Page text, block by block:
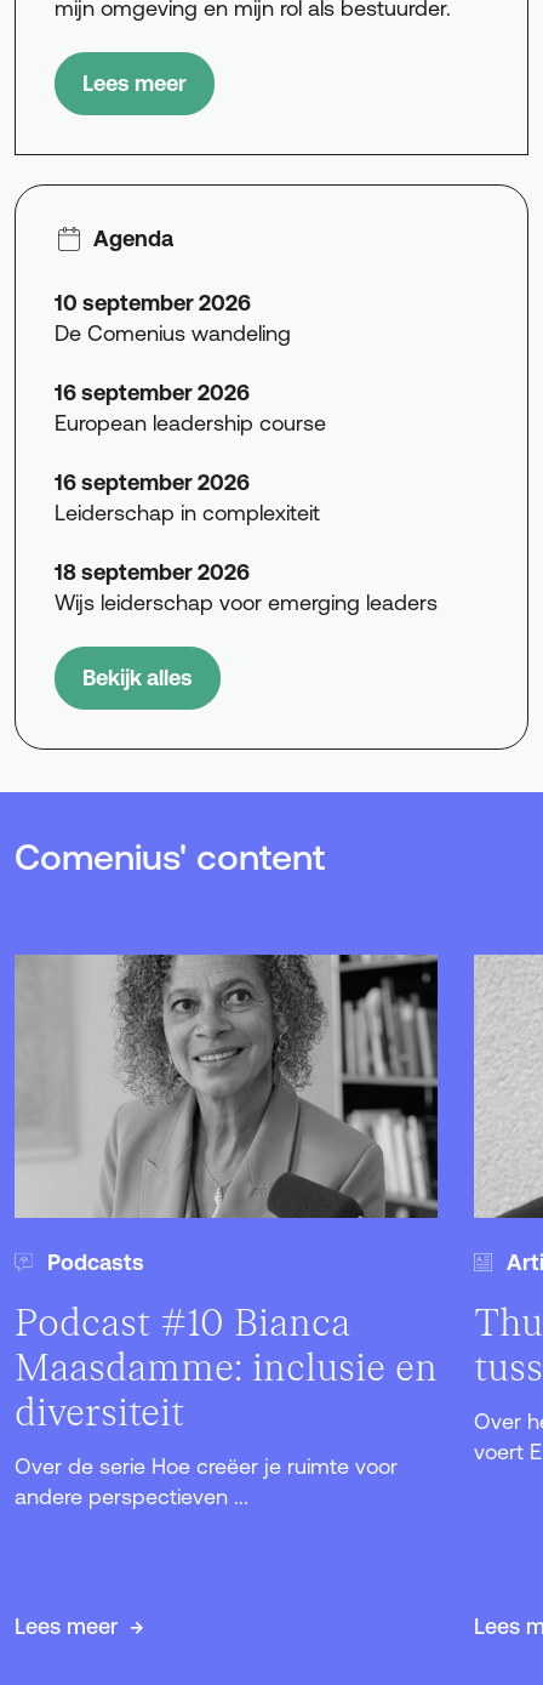
mijn omgeving en mijn rol als bestuurder.
Lees meer
Agenda
10 september 2026
De Comenius wandeling
16 september 2026
European leadership course
16 september 2026
Leiderschap in complexiteit
18 september 2026
Wijs leiderschap voor emerging leaders
Bekijk alles
Comenius' content
Podcasts
Podcast #10 Bianca
Maasdamme: inclusie en
diversiteit
Over de serie Hoe creëer je ruimte voor
andere perspectieven ...
Lees meer
Over
voert
Lees